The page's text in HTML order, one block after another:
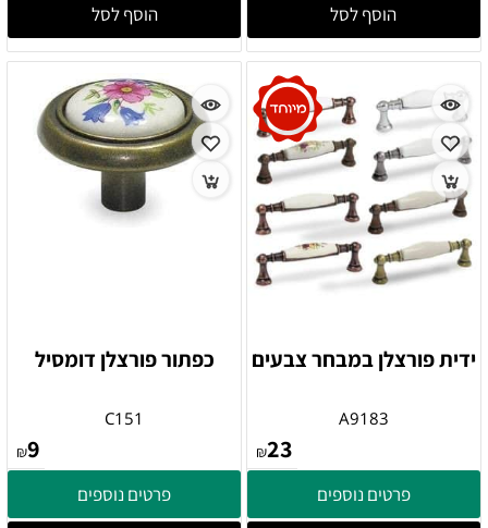
הוסף לסל הוסף לסל
ידית פורצלן במבחר צבעים
A9183
₪23
פרטים נוספים
כפתור פורצלן דומסיל
C151
₪9
פרטים נוספים